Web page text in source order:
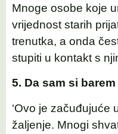
Mnoge osobe koje
vrijednost starih
trenutka, a onda
stupiti u kontakt s
5. Da sam si
‘Ovo je začuđujuće
žaljenje. Mnogi